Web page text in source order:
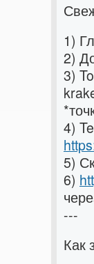
1)
2)
3)
4)
5)
6)
---
Как